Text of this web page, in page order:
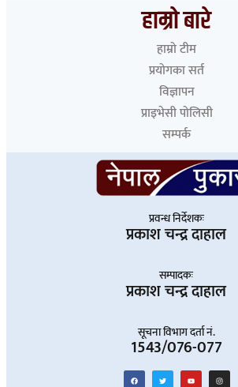
हाम्रो बारे
हाम्रो टीम
प्रयोगका सर्त
विज्ञापन
प्राइभेसी पोलिसी
सम्पर्क
प्रवन्ध निर्देशकः
प्रकाश चन्द्र दाहाल
सम्पादकः
प्रकाश चन्द्र दाहाल
सूचना विभाग दर्ता नं.
1543/076-077